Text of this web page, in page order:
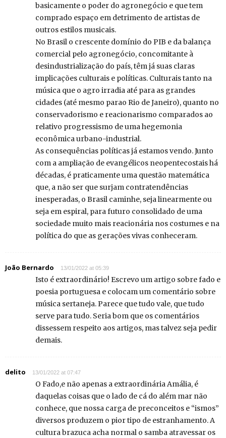
basicamente o poder do agronegócio e que tem
comprado espaço em detrimento de artistas de
outros estilos musicais.
No Brasil o crescente domínio do PIB e da balança
comercial pelo agronegócio, concomitante à
desindustrialização do país, têm já suas claras
implicações culturais e políticas. Culturais tanto na
música que o agro irradia até para as grandes
cidades (até mesmo parao Rio de Janeiro), quanto no
conservadorismo e reacionarismo comparados ao
relativo progressismo de uma hegemonia
econômica urbano-industrial.
As consequências políticas já estamos vendo. Junto
com a ampliação de evangélicos neopentecostais há
décadas, é praticamente uma questão matemática
que, a não ser que surjam contratendências
inesperadas, o Brasil caminhe, seja linearmente ou
seja em espiral, para futuro consolidado de uma
sociedade muito mais reacionária nos costumes e na
política do que as gerações vivas conheceram.
João Bernardo 13/01/2022 at 05:39
Isto é extraordinário! Escrevo um artigo sobre fado e
poesia portuguesa e colocam um comentário sobre
música sertaneja. Parece que tudo vale, que tudo
serve para tudo. Seria bom que os comentários
dissessem respeito aos artigos, mas talvez seja pedir
demais.
delito 13/01/2022 at 07:47
O Fado,e não apenas a extraordinária Amália, é
daquelas coisas que o lado de cá do além mar não
conhece, que nossa carga de preconceitos e “ismos”
diversos produzem o pior tipo de estranhamento. A
cultura brazuca acha normal o samba atravessar os